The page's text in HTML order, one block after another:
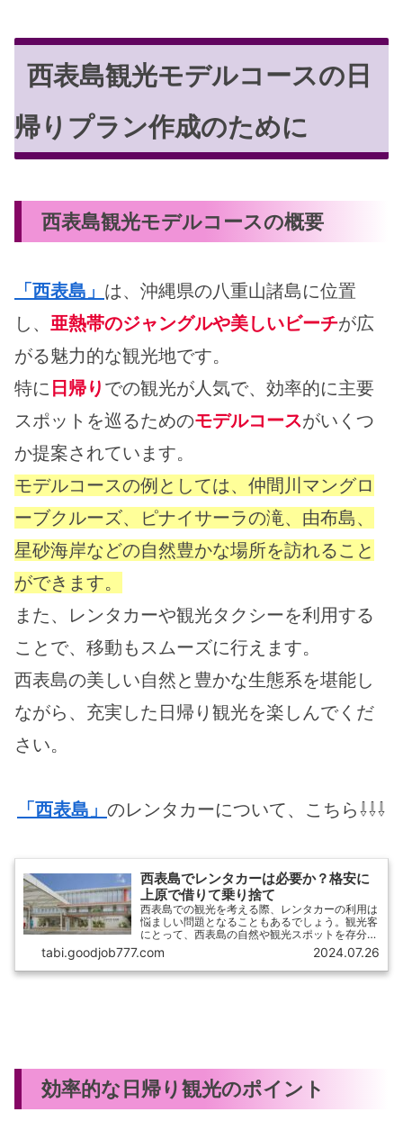
西表島観光モデルコースの日
帰りプラン作成のために
西表島観光モデルコースの概要
「西表島」 は、沖縄県の八重山諸島に位置
し、 亜熱帯のジャングルや美しいビーチが広
がる魅力的な観光地です。
特に 日帰り での観光が人気で、効率的に主要
スポットを巡るためのモデルコースがいくつ
か提案されています。
モデルコースの例としては、仲間川マングロ
ーブクルーズ、ピナイサーラの滝、由布島、
星砂海岸などの自然豊かな場所を訪れること
ができます。
また、レンタカーや観光タクシーを利用する
ことで、移動もスムーズに行えます。
西表島の美しい自然と豊かな生態系を堪能し
ながら、充実した日帰り観光を楽しんでくだ
さい。
「西表島」 のレンタカーについて、こちら⇩⇩⇩
西表島でレンタカーは必要か？格安に
上原で借りて乗り捨て
西表島での観光を考える際、レンタカーの利用は
悩ましい問題となることもあるでしょう。観光客
にとって、西表島の自然や観光スポットを存分に
楽しむためには、交通手段の選択が重要です。公
共交通機関の便が限られている中、レンタカーを
利用すれば自由度の高い観光が可能となります
tabi.goodjob777.com 2024.07.26
効率的な日帰り観光のポイント